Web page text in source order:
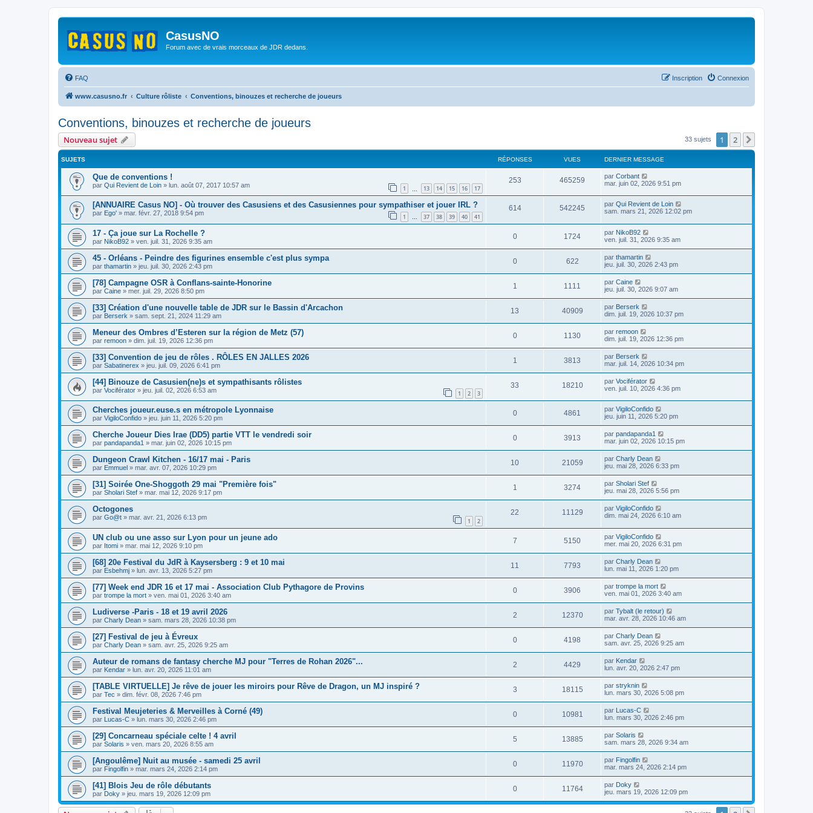
CasusNO
Forum avec de vrais morceaux de JDR dedans.
FAQ Connexion
Inscription
www.casusno.fr Culture rôliste Conventions, binouzes et recherche de joueurs
Conventions, binouzes et recherche de joueurs
Nouveau sujet 33 sujets 1 2
SUJETS RÉPONSES VUES DERNIER MESSAGE
Que de conventions !
par Qui Revient de Loin » lun. août 07, 2017 10:57 am 1 13 14 15 16 17
253 465259 par Corbant
mar. juin 02, 2026 9:51 pm
[ANNUAIRE Casus NO] - Où trouver des Casusiens et des Casusiennes pour sympathiser et jouer IRL ?
par Ego' » mar. févr. 27, 2018 9:54 pm 1 … 37 38 39 40 41
614 542245 par Qui Revient de Loin
sam. mars 21, 2026 12:02 pm
17 - Ça joue sur La Rochelle ?
par NikoB92 » ven. juil. 31, 2026 9:35 am
0 1724 par NikoB92
ven. juil. 31, 2026 9:35 am
45 - Orléans - Peindre des figurines ensemble c'est plus sympa
par thamartin » jeu. juil. 30, 2026 2:43 pm
0 622 par thamartin
jeu. juil. 30, 2026 2:43 pm
[78] Campagne OSR à Conflans-sainte-Honorine
par Caine » mer. juil. 29, 2026 8:50 pm
1 1111 par Caine
jeu. juil. 30, 2026 9:07 am
[33] Création d'une nouvelle table de JDR sur le Bassin d'Arcachon
par Berserk » sam. sept. 21, 2024 11:29 am
13 40909 par Berserk
dim. juil. 19, 2026 10:37 pm
Meneur des Ombres d’Esteren sur la région de Metz (57)
par remoon » dim. juil. 19, 2026 12:36 pm
0 1130 par remoon
dim. juil. 19, 2026 12:36 pm
[33] Convention de jeu de rôles . RÔLES EN JALLES 2026
par Sabatinerex » jeu. juil. 09, 2026 6:41 pm
1 3813 par Berserk
mar. juil. 14, 2026 10:34 pm
[44] Binouze de Casusien(ne)s et sympathisants rôlistes
par Vociférator » jeu. juil. 02, 2026 6:53 am 1 2 3
33 18210 par Vociférator
ven. juil. 10, 2026 4:36 pm
Cherches joueur.euse.s en métropole Lyonnaise
par VigiloConfido » jeu. juin 11, 2026 5:20 pm
0 4861 par VigiloConfido
jeu. juin 11, 2026 5:20 pm
Cherche Joueur Dies Irae (DD5) partie VTT le vendredi soir
par pandapanda1 » mar. juin 02, 2026 10:15 pm
0 3913 par pandapanda1
mar. juin 02, 2026 10:15 pm
Dungeon Crawl Kitchen - 16/17 mai - Paris
par Emmuel » mar. avr. 07, 2026 10:29 pm
10 21059 par Charly Dean
jeu. mai 28, 2026 6:33 pm
[31] Soirée One-Shoggoth 29 mai "Première fois"
par Sholari Stef » mar. mai 12, 2026 9:17 pm
1 3274 par Sholari Stef
jeu. mai 28, 2026 5:56 pm
Octogones
par Go@t » mar. avr. 21, 2026 6:13 pm 1 2
22 11129 par VigiloConfido
dim. mai 24, 2026 6:10 am
UN club ou une asso sur Lyon pour un jeune ado
par Itomi » mar. mai 12, 2026 9:10 pm
7 5150 par VigiloConfido
mer. mai 20, 2026 6:31 pm
[68] 20e Festival du JdR à Kaysersberg : 9 et 10 mai
par Esbehmj » lun. avr. 13, 2026 5:27 pm
11 7793 par Charly Dean
lun. mai 11, 2026 1:20 pm
[77] Week end JDR 16 et 17 mai - Association Club Pythagore de Provins
par trompe la mort » ven. mai 01, 2026 3:40 am
0 3906 par trompe la mort
ven. mai 01, 2026 3:40 am
Ludiverse -Paris - 18 et 19 avril 2026
par Charly Dean » sam. mars 28, 2026 10:38 pm
2 12370 par Tybalt (le retour)
mar. avr. 28, 2026 10:46 am
[27] Festival de jeu à Évreux
par Charly Dean » sam. avr. 25, 2026 9:25 am
0 4198 par Charly Dean
sam. avr. 25, 2026 9:25 am
Auteur de romans de fantasy cherche MJ pour "Terres de Rohan 2026"...
par Kendar » lun. avr. 20, 2026 11:01 am
2 4429 par Kendar
lun. avr. 20, 2026 2:47 pm
[TABLE VIRTUELLE] Je rêve de jouer les miroirs pour Rêve de Dragon, un MJ inspiré ?
par Tec » dim. févr. 08, 2026 7:46 pm
3 18115 par stryknin
lun. mars 30, 2026 5:08 pm
Festival Meujeteries & Merveilles à Corné (49)
par Lucas-C » lun. mars 30, 2026 2:46 pm
0 10981 par Lucas-C
lun. mars 30, 2026 2:46 pm
[29] Concarneau spéciale celte ! 4 avril
par Solaris » ven. mars 20, 2026 8:55 am
5 13885 par Solaris
sam. mars 28, 2026 9:34 am
[Angoulême] Nuit au musée - samedi 25 avril
par Fingolfin » mar. mars 24, 2026 2:14 pm
0 11970 par Fingolfin
mar. mars 24, 2026 2:14 pm
[41] Blois Jeu de rôle débutants
par Doky » jeu. mars 19, 2026 12:09 pm
0 11764 par Doky
jeu. mars 19, 2026 12:09 pm